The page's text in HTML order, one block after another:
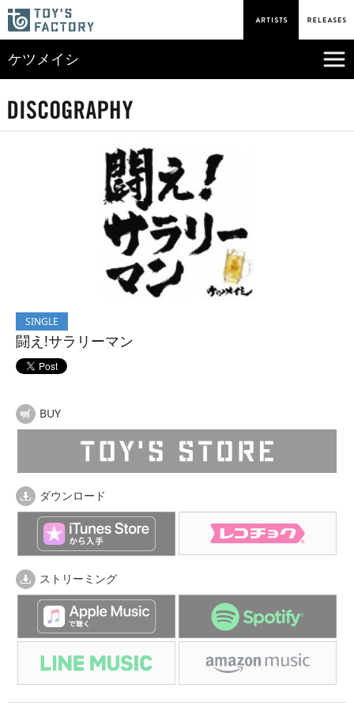
ケツメイシ
SINGLE
闘え!サラリーマン
BUY
ダウンロード
ストリーミング